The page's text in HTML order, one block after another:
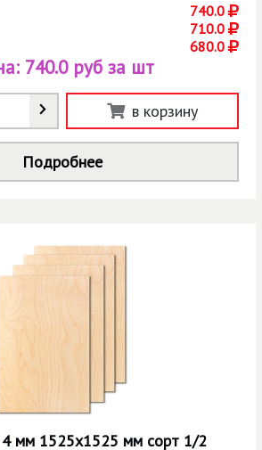
740.0
710.0
680.0
740.0 руб за шт
в корзину
Подробнее
мм 1525х1525 мм сорт 1/2